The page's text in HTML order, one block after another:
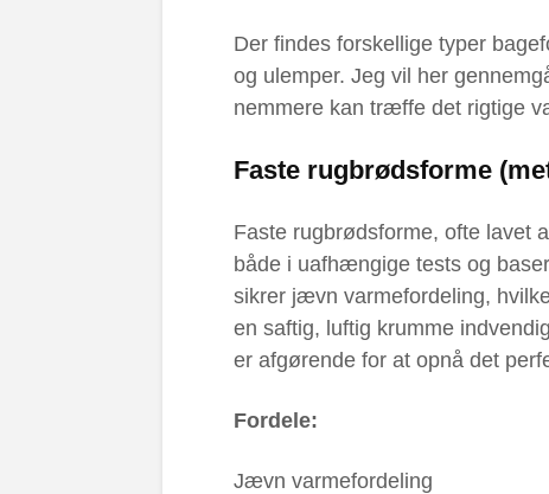
Der findes forskellige typer
og ulemper. Jeg vil her
nemmere kan træffe det rigtige
Faste rugbrødsforme
Faste rugbrødsforme, ofte lavet
både i uafhængige tests og
sikrer jævn varmefordeling,
en saftig, luftig krumme
er afgørende for at opnå det
Fordele:
Jævn varmefordeling